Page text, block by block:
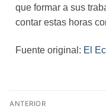
que formar a sus
contar estas horas
Fuente original: El
ANTERIOR